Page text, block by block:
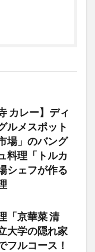
カレー】ディ
ルメスポット
場」のバング
料理「トルカ
シェフが作る
「京華菜 清
大学の隠れ家
フルコース！